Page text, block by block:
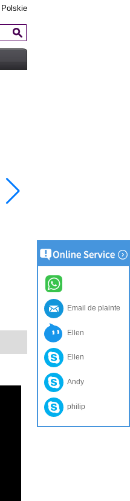
Polskie
Email de plainte
Ellen
Ellen
Andy
philip